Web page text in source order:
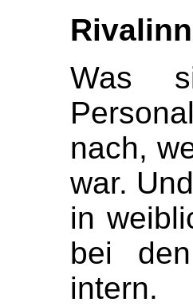
Was
nach,
war.
in
bei
intern.